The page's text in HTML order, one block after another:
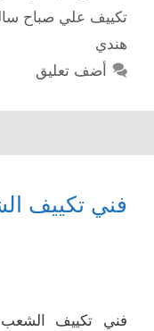
تكييف علي صباح
هندي
أضف تعليق
فني تكييف
فني تكييف